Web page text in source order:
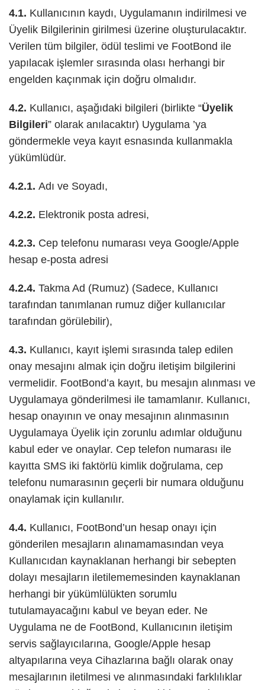
4.1. Kullanıcının kaydı, Uygulamanın indirilmesi ve
Üyelik Bilgilerinin girilmesi üzerine oluşturulacaktır.
Verilen tüm bilgiler, ödül teslimi ve FootBond ile
yapılacak işlemler sırasında olası herhangi bir
engelden kaçınmak için doğru olmalıdır.
4.2. Kullanıcı, aşağıdaki bilgileri (birlikte “Üyelik
Bilgileri” olarak anılacaktır) Uygulama ’ya
göndermekle veya kayıt esnasında kullanmakla
yükümlüdür.
4.2.1. Adı ve Soyadı,
4.2.2. Elektronik posta adresi,
4.2.3. Cep telefonu numarası veya Google/Apple
hesap e-posta adresi
4.2.4. Takma Ad (Rumuz) (Sadece, Kullanıcı
tarafından tanımlanan rumuz diğer kullanıcılar
tarafından görülebilir),
4.3. Kullanıcı, kayıt işlemi sırasında talep edilen
onay mesajını almak için doğru iletişim bilgilerini
vermelidir. FootBond’a kayıt, bu mesajın alınması ve
Uygulamaya gönderilmesi ile tamamlanır. Kullanıcı,
hesap onayının ve onay mesajının alınmasının
Uygulamaya Üyelik için zorunlu adımlar olduğunu
kabul eder ve onaylar. Cep telefon numarası ile
kayıtta SMS iki faktörlü kimlik doğrulama, cep
telefonu numarasının geçerli bir numara olduğunu
onaylamak için kullanılır.
4.4. Kullanıcı, FootBond’un hesap onayı için
gönderilen mesajların alınamamasından veya
Kullanıcıdan kaynaklanan herhangi bir sebepten
dolayı mesajların iletilememesinden kaynaklanan
herhangi bir yükümlülükten sorumlu
tutulamayacağını kabul ve beyan eder. Ne
Uygulama ne de FootBond, Kullanıcının iletişim
servis sağlayıcılarına, Google/Apple hesap
altyapılarına veya Cihazlarına bağlı olarak onay
mesajlarının iletilmesi ve alınmasındaki farklılıklar